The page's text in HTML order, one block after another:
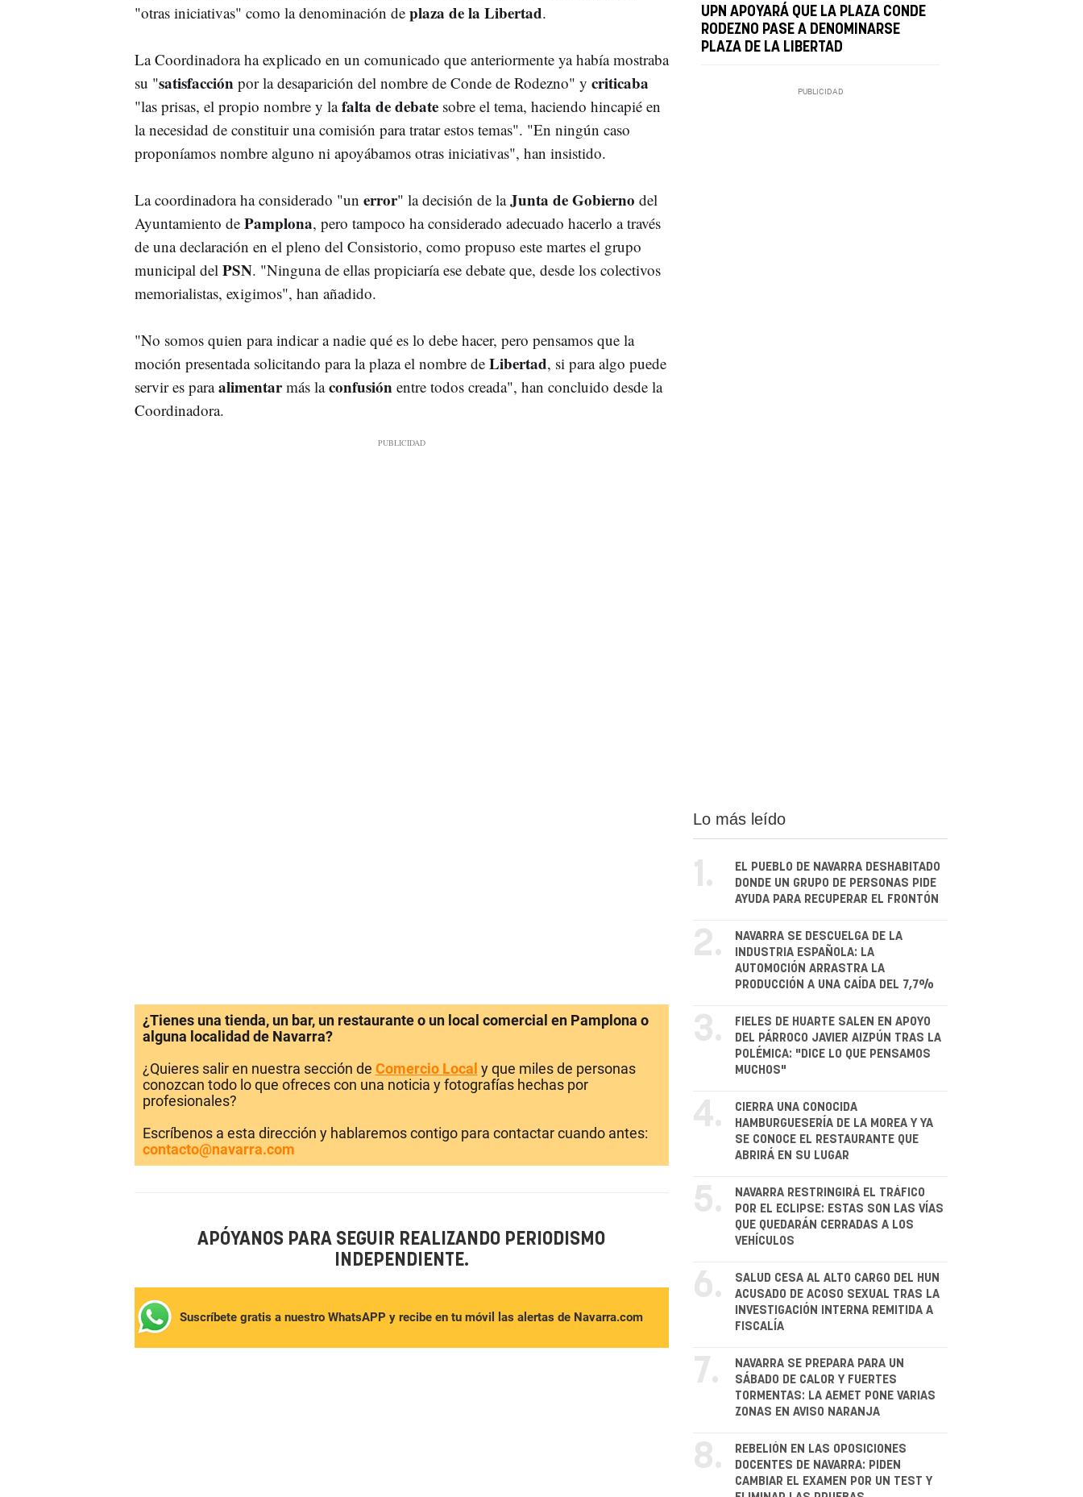
"otras iniciativas" como la denominación deplaza de la Libertad.
La Coordinadora ha explicado en un comunicado que anteriormente ya había mostraba
su "satisfacción por la desaparición del nombre de Conde de Rodezno" y criticaba
"las prisas, el propio nombre y lafalta de debatesobre el tema, haciendo hincapié en
la necesidad de constituir una comisión para tratar estos temas". "En ningún caso
proponíamos nombre alguno ni apoyábamos otras iniciativas", han insistido.
La coordinadora ha considerado "un error" la decisión de laJunta de Gobierno del
Ayuntamiento de Pamplona, pero tampoco ha considerado adecuado hacerlo a través
de una declaración en el pleno del Consistorio, como propuso este martes el grupo
municipal del PSN. "Ninguna de ellas propiciaría ese debate que, desde los colectivos
memorialistas, exigimos", han añadido.
"No somos quien para indicar a nadie qué es lo debe hacer, pero pensamos que la
moción presentada solicitando para la plaza el nombre de Libertad, si para algo puede
servir es paraalimentarmás laconfusión entre todos creada", han concluido desde la
Coordinadora.
UPN APOYARÁ QUE LA PLAZA CONDE
RODEZNO PASE A DENOMINARSE
PLAZA DE LA LIBERTAD
¿Tienes una tienda, un bar, un restaurante o un local comercial en Pamplona o
alguna localidad de Navarra?
¿Quieres salir en nuestra sección de Comercio Local y que miles de personas
conozcan todo lo que ofreces con una noticia y fotografías hechas por
profesionales?
Escríbenos a esta dirección y hablaremos contigo para contactar cuando antes:
contacto@navarra.com
APÓYANOS PARA SEGUIR REALIZANDO PERIODISMO
INDEPENDIENTE.
Suscríbete gratis a nuestro WhatsAPP y recibe en tu móvil las alertas de Navarra.com
Lo más leído
1.
EL PUEBLO DE NAVARRA DESHABITADO
DONDE UN GRUPO DE PERSONAS PIDE
AYUDA PARA RECUPERAR EL FRONTÓN
2.
NAVARRA SE DESCUELGA DE LA
INDUSTRIA ESPAÑOLA: LA
AUTOMOCIÓN ARRASTRA LA
PRODUCCIÓN A UNA CAÍDA DEL 7,7%
3.
FIELES DE HUARTE SALEN EN APOYO
DEL PÁRROCO JAVIER AIZPÚN TRAS LA
POLÉMICA: "DICE LO QUE PENSAMOS
MUCHOS"
4.
CIERRA UNA CONOCIDA
HAMBURGUESERÍA DE LA MOREA Y YA
SE CONOCE EL RESTAURANTE QUE
ABRIRÁ EN SU LUGAR
5.
NAVARRA RESTRINGIRÁ EL TRÁFICO
POR EL ECLIPSE: ESTAS SON LAS VÍAS
QUE QUEDARÁN CERRADAS A LOS
VEHÍCULOS
6.
SALUD CESA AL ALTO CARGO DEL HUN
ACUSADO DE ACOSO SEXUAL TRAS LA
INVESTIGACIÓN INTERNA REMITIDA A
FISCALÍA
7.
NAVARRA SE PREPARA PARA UN
SÁBADO DE CALOR Y FUERTES
TORMENTAS: LA AEMET PONE VARIAS
ZONAS EN AVISO NARANJA
8.
REBELIÓN EN LAS OPOSICIONES
DOCENTES DE NAVARRA: PIDEN
CAMBIAR EL EXAMEN POR UN TEST Y